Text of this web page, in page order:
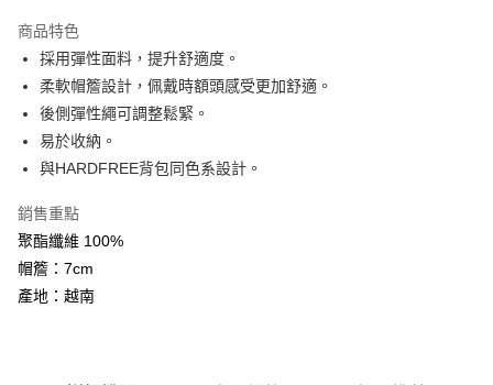
悠遊付
Google Pay
全盈+PAY
AFTEE先享後付
【關於「AFTEE先享後付」】
AFTEE先享後付是「在收到商品之後才付款」的支付方式。 讓您購物簡單
１．簡單：不需註冊會員、不需綁卡、不需儲值。
２．便利：只要手機號碼，簡訊認證，即可結帳。
ATM付款
運送方式
商品特色
採用彈性面料，提升舒適度。
柔軟帽簷設計，佩戴時額頭感受更加舒適。
後側彈性繩可調整鬆緊。
易於收納。
與HARDFREE背包同色系設計。
銷售重點
聚酯纖維 100%
帽簷：7cm
產地：越南